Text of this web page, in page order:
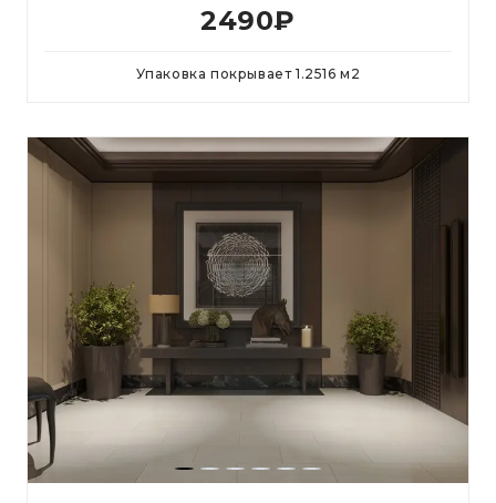
2490₽
Упаковка покрывает 1.2516 м 2